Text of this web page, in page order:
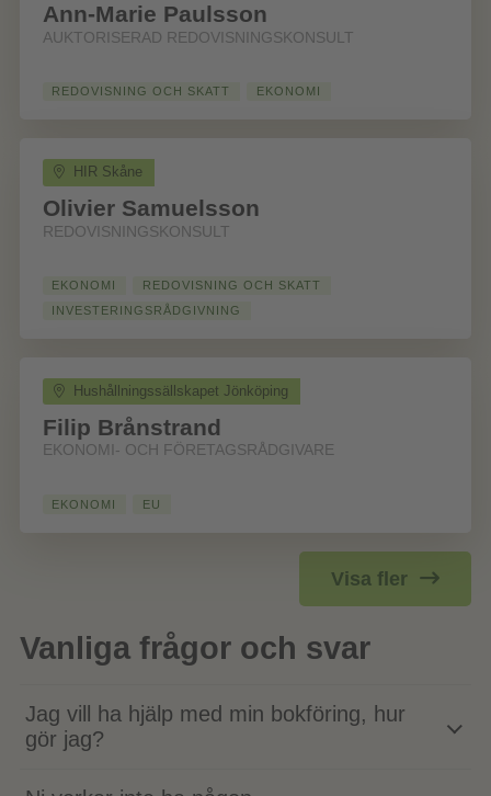
Ann-Marie Paulsson
AUKTORISERAD REDOVISNINGSKONSULT
REDOVISNING OCH SKATT EKONOMI
HIR Skåne
Olivier Samuelsson
REDOVISNINGSKONSULT
EKONOMI
REDOVISNING OCH SKATT
INVESTERINGSRÅDGIVNING
Hushållningssällskapet Jönköping
Filip Brånstrand
EKONOMI- OCH FÖRETAGSRÅDGIVARE
EKONOMI EU
Visa fler
Vanliga frågor och svar
Jag vill ha hjälp med min bokföring, hur
gör jag?